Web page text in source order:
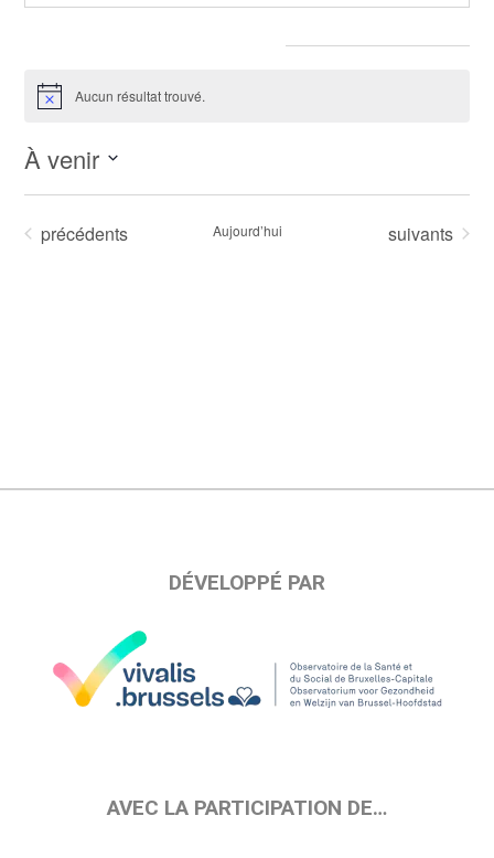
NoticeAucun résultat trouvé.
À venir
date.Évènements
précédents Aujourd’hui Évènements
suivants
DÉVELOPPÉ PAR
AVEC LA PARTICIPATION DE…